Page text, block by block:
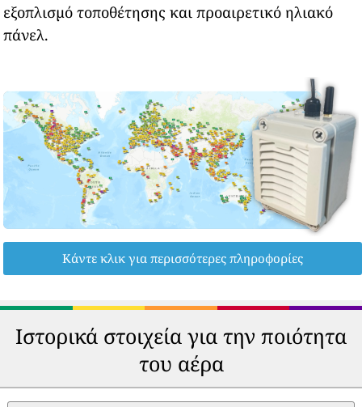
εξοπλισμό τοποθέτησης και προαιρετικό ηλιακό
πάνελ.
Κάντε κλικ για περισσότερες πληροφορίες
Ιστορικά στοιχεία για την ποιότητα
του αέρα